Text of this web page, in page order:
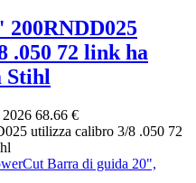
.050 72 link ha
Stihl
68.66 €
utilizza calibro 3/8 .050 72